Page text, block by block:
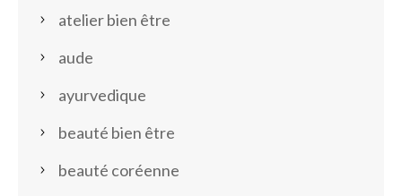
atelier bien être
aude
ayurvedique
beauté bien être
beauté coréenne